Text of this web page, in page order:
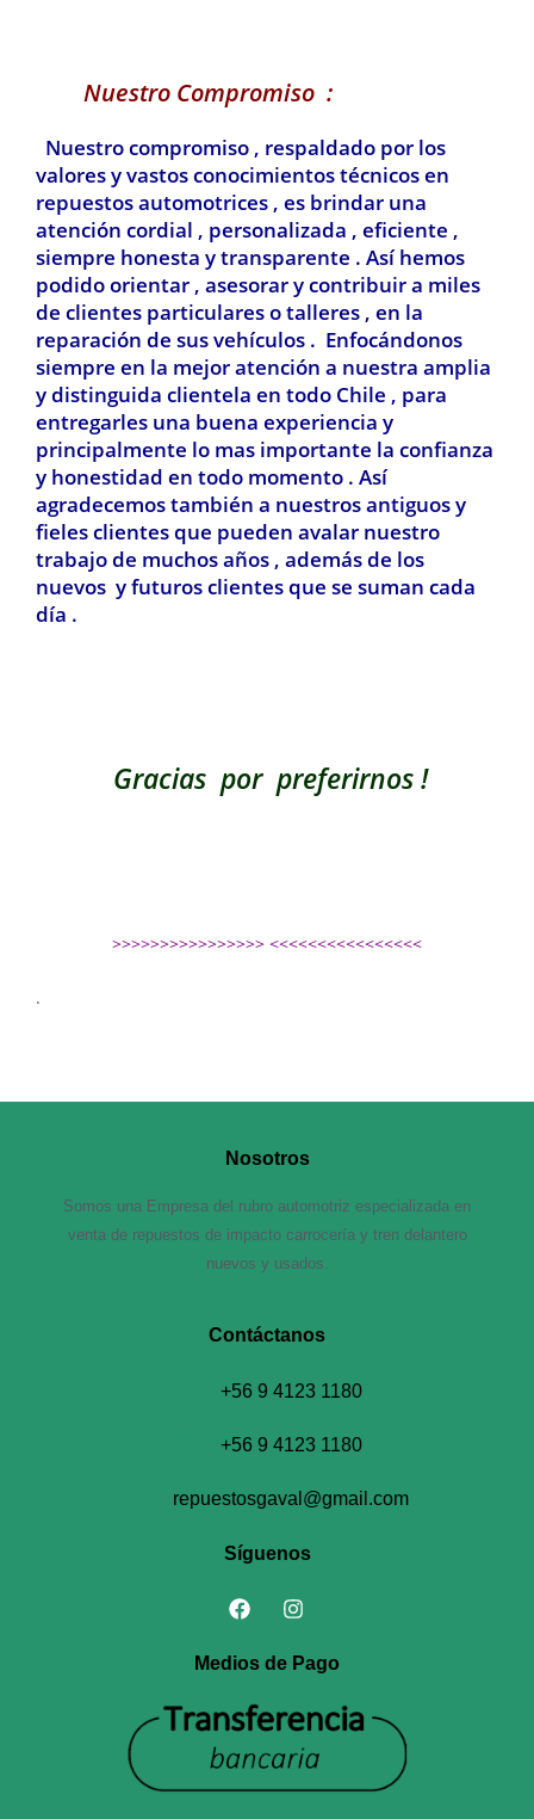
Nuestro Compromiso :
Nuestro compromiso , respaldado por los
valores y vastos conocimientos técnicos en
repuestos automotrices , es brindar una
atención cordial , personalizada , eficiente ,
siempre honesta y transparente . Así hemos
podido orientar , asesorar y contribuir a miles
de clientes particulares o talleres , en la
reparación de sus vehículos . Enfocándonos
siempre en la mejor atención a nuestra amplia
y distinguida clientela en todo Chile , para
entregarles una buena experiencia y
principalmente lo mas importante la confianza
y honestidad en todo momento . Así
agradecemos también a nuestros antiguos y
fieles clientes que pueden avalar nuestro
trabajo de muchos años , además de los
nuevos y futuros clientes que se suman cada
día .
Gracias por preferirnos !
>>>>>>>>>>>>>>>> <<<<<<<<<<<<<<<<
.
Nosotros
Somos una Empresa del rubro automotriz especializada en
venta de repuestos de impacto carrocería y tren delantero
nuevos y usados.
Contáctanos​
+56 9 4123 1180
+56 9 4123 1180
repuestosgaval@gmail.com
Síguenos
Medios de Pago